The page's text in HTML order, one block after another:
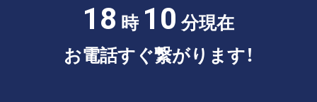
18 時 10 分現在
お電話すぐ繋がります！